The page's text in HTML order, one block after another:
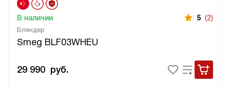
Блендер
Smeg BLF03WHEU
В наличии 5 (2)
29 990 руб.